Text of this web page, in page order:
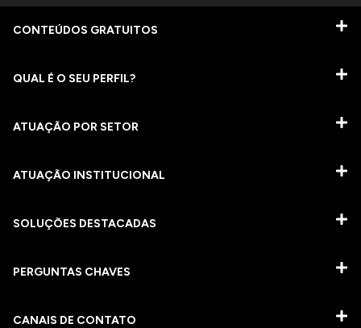
CONTEÚDOS GRATUITOS
QUAL É O SEU PERFIL?
ATUAÇÃO POR SETOR
ATUAÇÃO INSTITUCIONAL
SOLUÇÕES DESTACADAS
PERGUNTAS CHAVES​
CANAIS DE CONTATO